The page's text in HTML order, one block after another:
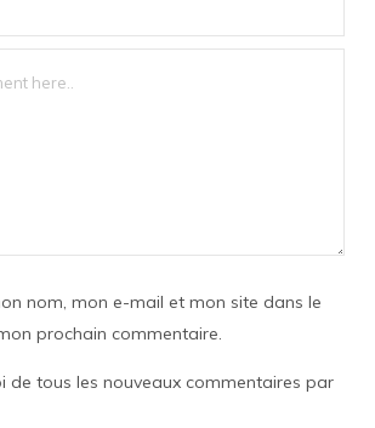
nom, mon e-mail et mon site dans le
prochain commentaire.
de tous les nouveaux commentaires par